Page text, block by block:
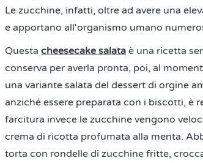
Le zucchine, infatti, oltre ad avere una
e apportano all'organismo umano
Questa cheesecake salata è una ricetta
conserva per averla pronta, poi, al
una variante salata del dessert di orgine
anziché essere preparata con i biscotti, è
farcitura invece le zucchine vengono
crema di ricotta profumata alla menta.
torta con rondelle di zucchine fritte,